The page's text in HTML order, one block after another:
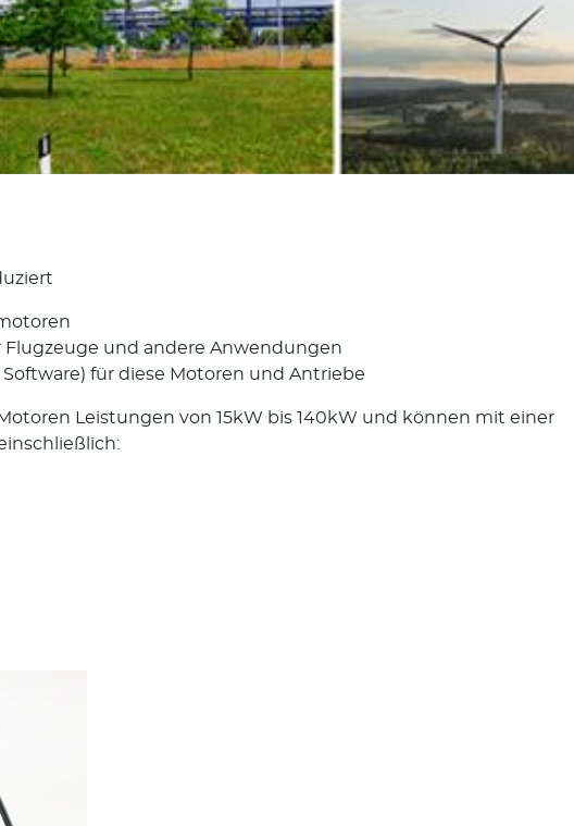
und andere Anwendungen
für diese Motoren und Antriebe
Leistungen von 15kW bis 140kW und können mit einer